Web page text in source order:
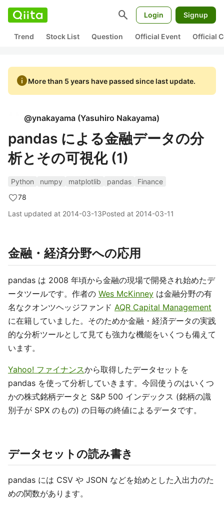
search Login Signup
Trend Stock List Question Official Event Official
infoMore than 5 years have passed since last update.
@ynakayama (Yasuhiro Nakayama)
pandas による金融データの分
析とその可視化 (1)
Python numpy matplotlib pandas
Finance
78
Last updated at 2014-03-13Posted at 2014-03-11
金融・経済分野への応用
pandas は 2008 年頃から金融の現場で開発され始めたデ
ータツールです。作者の Wes McKinney は金融分野の有
名なクオンツヘッジファンド AQR Capital Management
に在籍していました。そのためか金融・経済データの実践
的な分析ツールとして見ても強力な機能をいくつも備えて
います。
Yahoo! ファイナンスから取得したデータセットを
pandas を使って分析していきます。今回使うのはいくつ
かの株式銘柄データと S&P 500 インデックス (銘柄の識
別子が SPX のもの) の日毎の終値によるデータです。
データセットの読み書き
pandas には CSV や JSON などを始めとした入出力のた
めの関数があります。